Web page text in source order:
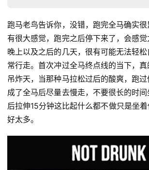
跑马老鸟告诉你，没错，跑完全马确实
有很大感觉，跑完之后停下来了，会感
晚上以及之后的几天，很有可能无法轻
常行走。首次冲过全马终点线的当下，
吊炸天，当那种马拉松过后的酸爽，跑
成了全马后尽量去慢走，不要很长的时
后拉伸15分钟这比起什么都不做只是坐
好太多。